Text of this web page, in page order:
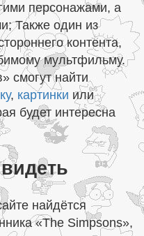
персонажами, а
Также один из
контента,
мультфильму.
смогут найти
, картинки или
будет интересна
найдётся
«The Simpsons»,